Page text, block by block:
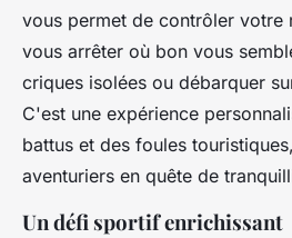
vous permet de contrôler votre
vous arrêter où bon vous
criques isolées ou débarquer
C'est une expérience
battus et des foules
aventuriers en quête de
Un défi sportif enrichissant